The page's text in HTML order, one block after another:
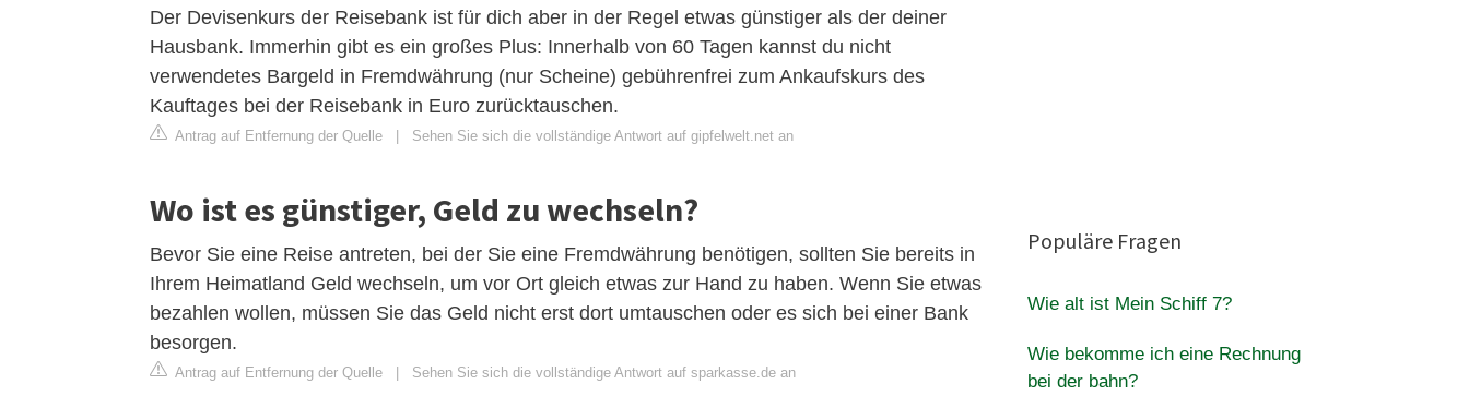
Der Devisenkurs der Reisebank ist für dich aber in der Regel etwas günstiger als der deiner
Hausbank. Immerhin gibt es ein großes Plus: Innerhalb von 60 Tagen kannst du nicht
verwendetes Bargeld in Fremdwährung (nur Scheine) gebührenfrei zum Ankaufskurs des
Kauftages bei der Reisebank in Euro zurücktauschen.
Antrag auf Entfernung der Quelle Sehen Sie sich die vollständige Antwort auf gipfelwelt.net an
Wo ist es günstiger, Geld zu wechseln?
Bevor Sie eine Reise antreten, bei der Sie eine Fremdwährung benötigen, sollten Sie bereits in
Ihrem Heimatland Geld wechseln, um vor Ort gleich etwas zur Hand zu haben. Wenn Sie etwas
bezahlen wollen, müssen Sie das Geld nicht erst dort umtauschen oder es sich bei einer Bank
besorgen.
Antrag auf Entfernung der Quelle Sehen Sie sich die vollständige Antwort auf sparkasse.de an
Populäre Fragen
Wie alt ist Mein Schiff 7?
Wie bekomme ich eine Rechnung
bei der bahn?